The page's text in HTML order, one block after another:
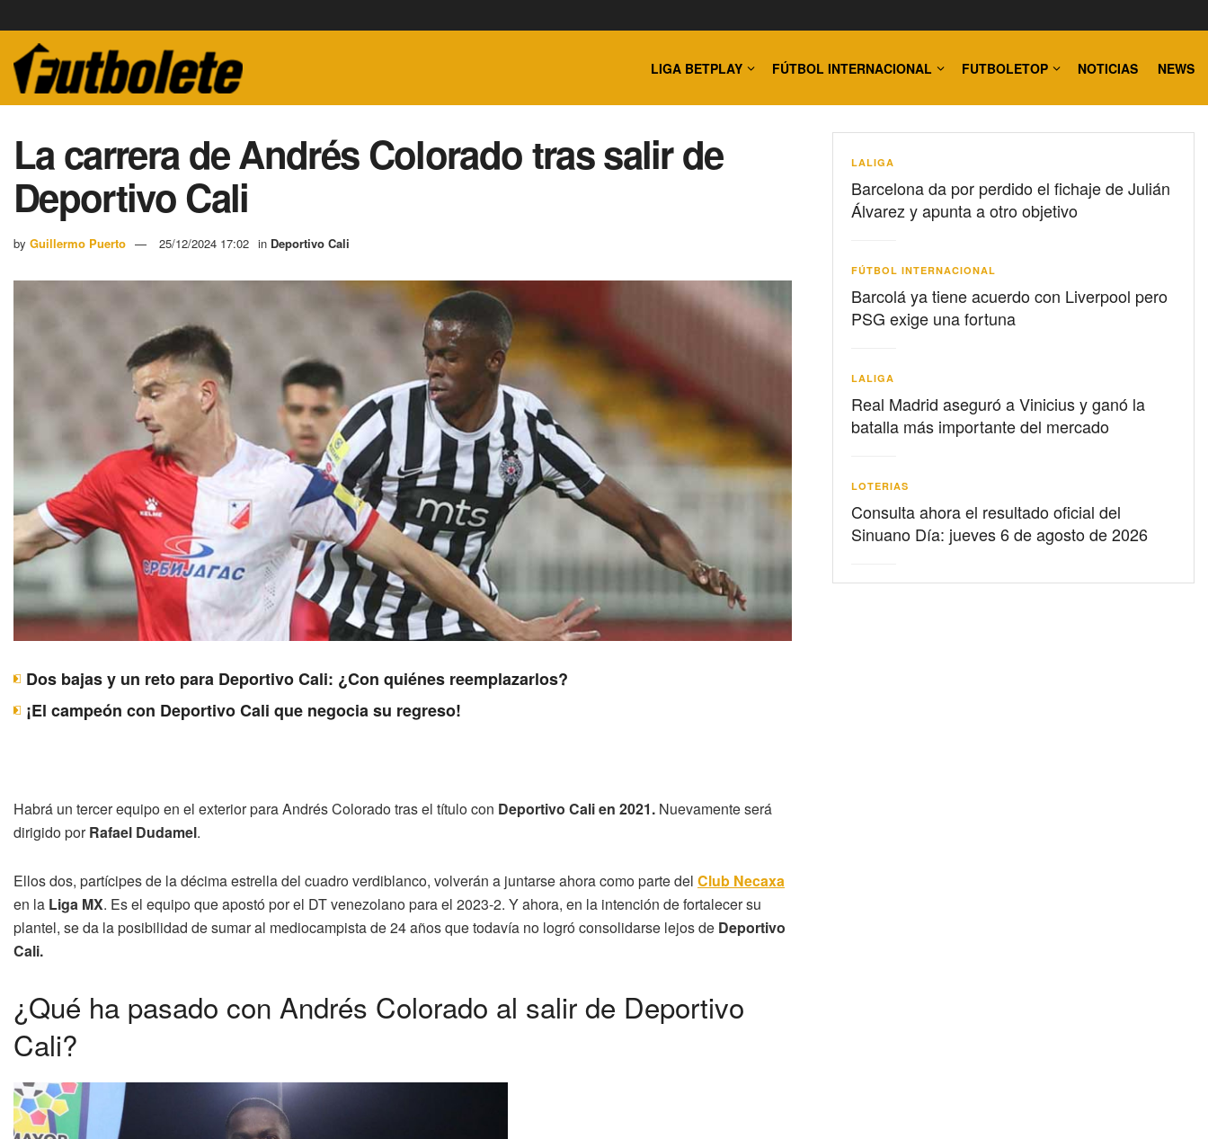
LIGA BETPLAY FÚTBOL INTERNACIONAL FUTBOLETOP NOTICIAS NEWS
La carrera de Andrés Colorado tras salir de
Deportivo Cali
by Guillermo Puerto 25/12/2024 17:02 in Deportivo Cali
Dos bajas y un reto para Deportivo Cali: ¿Con quiénes reemplazarlos?
¡El campeón con Deportivo Cali que negocia su regreso!
Habrá un tercer equipo en el exterior para Andrés Colorado tras el título con Deportivo Cali en 2021. Nuevamente será
dirigido porRafael Dudamel.
Ellos dos, partícipes de la décima estrella del cuadro verdiblanco, volverán a juntarse ahora como parte del Club Necaxa
en la Liga MX. Es el equipo que apostó por el DT venezolano para el 2023-2. Y ahora, en la intención de fortalecer su
plantel, se da la posibilidad de sumar al mediocampista de 24 años que todavía no logró consolidarse lejos de Deportivo
Cali.
¿Qué ha pasado con Andrés Colorado al salir de Deportivo
Cali?
LALIGA
Barcelona da por perdido el fichaje de Julián
Álvarez y apunta a otro objetivo
FÚTBOL INTERNACIONAL
Barcolá ya tiene acuerdo con Liverpool pero
PSG exige una fortuna
LALIGA
Real Madrid aseguró a Vinicius y ganó la
batalla más importante del mercado
LOTERIAS
Consulta ahora el resultado oficial del
Sinuano Día: jueves 6 de agosto de 2026